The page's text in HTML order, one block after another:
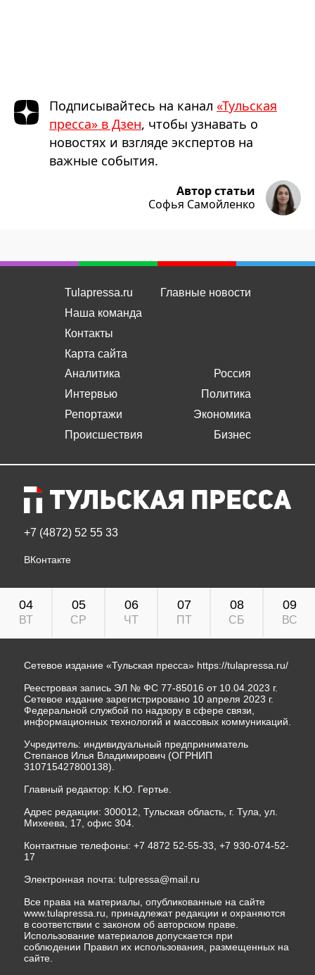
Подписывайтесь на канал «Тульская
пресса» в Дзен, чтобы узнавать о
новостях и взгляде экспертов на
важные события.
Автор статьи
Софья Самойленко
Tulapressa.ru
Наша команда
Контакты
Карта сайта
Главные новости
Аналитика
Интервью
Репортажи
Происшествия
Россия
Политика
Экономика
Бизнес
+7 (4872) 52 55 33
ВКонтакте
04
ВТ
05
СР
06
ЧТ
07
ПТ
08
СБ
09
ВС
Сетевое издание «Тульская пресса» https://tulapressa.ru/
Реестровая запись ЭЛ № ФС 77-85016 от 10.04.2023 г.
Сетевое издание зарегистрировано 10 апреля 2023 г.
Федеральной службой по надзору в сфере связи,
информационных технологий и массовых коммуникаций.
Учредитель: индивидуальный предприниматель
Степанов Илья Владимирович (ОГРНИП
310715427800138).
Главный редактор: К.Ю. Гертье.
Адрес редакции: 300012, Тульская область, г. Тула, ул.
Михеева, 17, офис 304.
Контактные телефоны: +7 4872 52-55-33, +7 930-074-52-
17
Электронная почта: tulpressa@mail.ru
Все права на материалы, опубликованные на сайте
www.tulapressa.ru, принадлежат редакции и охраняются
в соответствии с законом об авторском праве.
Использование материалов допускается при
соблюдении Правил их использования, размещенных на
сайте.